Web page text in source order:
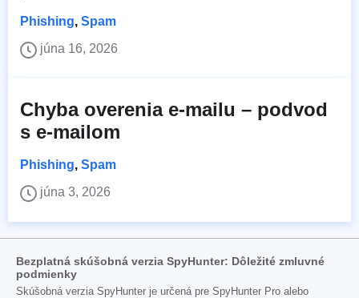
Phishing, Spam
júna 16, 2026
Chyba overenia e-mailu – podvod
s e-mailom
Phishing, Spam
júna 3, 2026
Bezplatná skúšobná verzia SpyHunter: Dôležité zmluvné
podmienky
Skúšobná verzia SpyHunter je určená pre SpyHunter Pro alebo